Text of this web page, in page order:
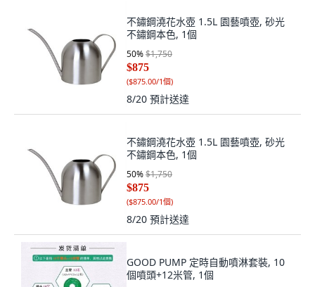
不鏽鋼澆花水壺 1.5L 園藝噴壺, 砂光
不鏽鋼本色, 1個
50%$1,750
$875
($875.00/1個)
8/20 預計送達
不鏽鋼澆花水壺 1.5L 園藝噴壺, 砂光
不鏽鋼本色, 1個
50%$1,750
$875
($875.00/1個)
8/20 預計送達
GOOD PUMP 定時自動噴淋套裝, 10
個噴頭+12米管, 1個